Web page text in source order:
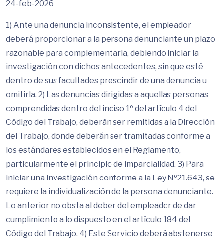
24-feb-2026
1) Ante una denuncia inconsistente, el empleador
deberá proporcionar a la persona denunciante un plazo
razonable para complementarla, debiendo iniciar la
investigación con dichos antecedentes, sin que esté
dentro de sus facultades prescindir de una denuncia u
omitirla. 2) Las denuncias dirigidas a aquellas personas
comprendidas dentro del inciso 1º del artículo 4 del
Código del Trabajo, deberán ser remitidas a la Dirección
del Trabajo, donde deberán ser tramitadas conforme a
los estándares establecidos en el Reglamento,
particularmente el principio de imparcialidad. 3) Para
iniciar una investigación conforme a la Ley Nº21.643, se
requiere la individualización de la persona denunciante.
Lo anterior no obsta al deber del empleador de dar
cumplimiento a lo dispuesto en el artículo 184 del
Código del Trabajo. 4) Este Servicio deberá abstenerse